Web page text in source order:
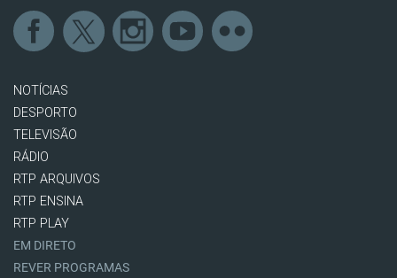
NOTÍCIAS
DESPORTO
TELEVISÃO
RÁDIO
RTP ARQUIVOS
RTP ENSINA
RTP PLAY
EM DIRETO
REVER PROGRAMAS